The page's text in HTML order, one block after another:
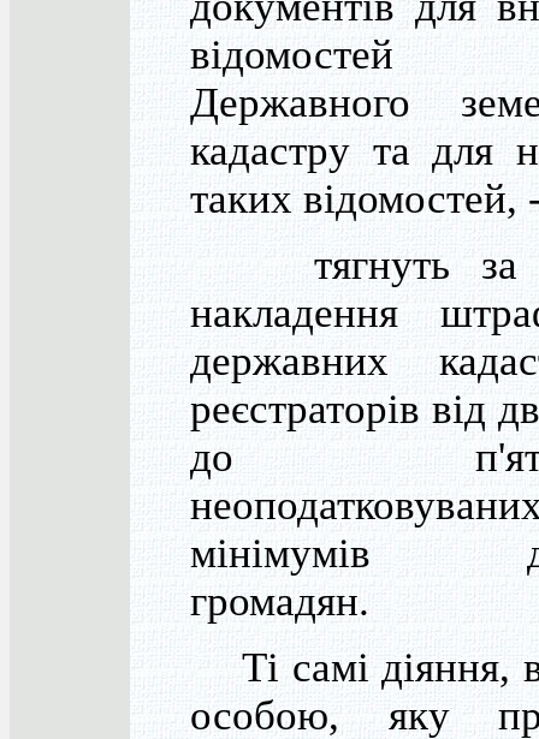
Державного
кадастру та для
таких відомостей,
тягнуть за
накладення
державних
реєстраторів від
до
мінімумів
громадян.
Ті самі діяння,
особою, яку